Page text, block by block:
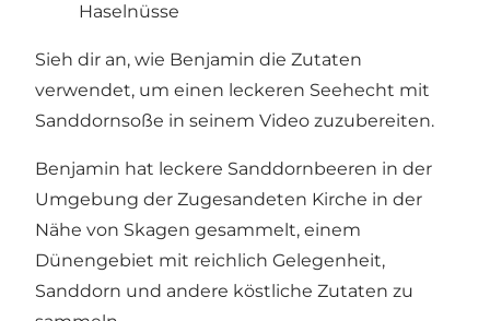
Haselnüsse
Sieh dir an, wie Benjamin die Zutaten
verwendet, um einen leckeren Seehecht mit
Sanddornsoße in seinem Video zuzubereiten.
Benjamin hat leckere Sanddornbeeren in der
Umgebung der Zugesandeten Kirche in der
Nähe von Skagen gesammelt, einem
Dünengebiet mit reichlich Gelegenheit,
Sanddorn und andere köstliche Zutaten zu